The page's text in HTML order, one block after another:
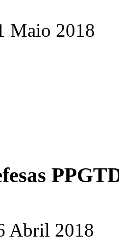
Maio 2018
Abril 2018